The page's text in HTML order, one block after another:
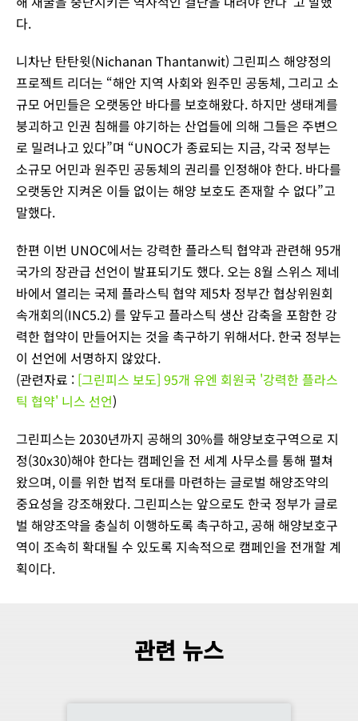
다.
니차난 탄탄윗(Nichanan Thantanwit) 그린피스 해양정의
프로젝트 리더는 “해안 지역 사회와 원주민 공동체, 그리고 소
규모 어민들은 오랫동안 바다를 보호해왔다. 하지만 생태계를
붕괴하고 인권 침해를 야기하는 산업들에 의해 그들은 주변으
로 밀려나고 있다”며 “UNOC가 종료되는 지금, 각국 정부는
소규모 어민과 원주민 공동체의 권리를 인정해야 한다. 바다를
오랫동안 지켜온 이들 없이는 해양 보호도 존재할 수 없다”고
말했다.
한편 이번 UNOC에서는 강력한 플라스틱 협약과 관련해 95개
국가의 장관급 선언이 발표되기도 했다. 오는 8월 스위스 제네
바에서 열리는 국제 플라스틱 협약 제5차 정부간 협상위원회
속개회의(INC5.2) 를 앞두고 플라스틱 생산 감축을 포함한 강
력한 협약이 만들어지는 것을 촉구하기 위해서다. 한국 정부는
이 선언에 서명하지 않았다.
(관련자료 : [그린피스 보도] 95개 유엔 회원국 '강력한 플라스
틱 협약' 니스 선언)
그린피스는 2030년까지 공해의 30%를 해양보호구역으로 지
정(30x30)해야 한다는 캠페인을 전 세계 사무소를 통해 펼쳐
왔으며, 이를 위한 법적 토대를 마련하는 글로벌 해양조약의
중요성을 강조해왔다. 그린피스는 앞으로도 한국 정부가 글로
벌 해양조약을 충실히 이행하도록 촉구하고, 공해 해양보호구
역이 조속히 확대될 수 있도록 지속적으로 캠페인을 전개할 계
획이다.
관련 뉴스